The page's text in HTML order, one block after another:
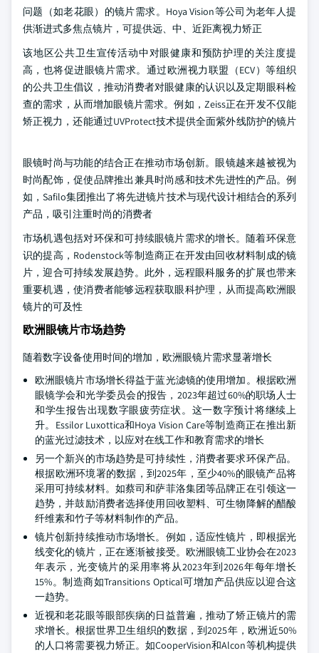
问题（如老花眼）的镜片需求。Hoya Vision等公司为老年人提
供渐进式多焦点镜片，可提供远、中、近距离视力矫正
该地区公共卫生宣传活动中对眼健康和预防护理的关注度提
高，也将促进眼镜片需求。通过欧洲视力联盟（ECV）等组织
的公共卫生倡议，推动消费者对眼健康的认识以及定期眼科检
查的需求，从而增加眼镜片需求。例如，Zeiss正在开发不仅能
矫正视力，还能通过UVProtect技术提供全面紫外线防护的镜片
眼镜时尚与功能的结合正在推动市场创新。眼镜越来越被视为
时尚配饰，促使品牌推出兼具时尚感和技术先进性的产品。例
如，Safilo集团推出了将先进镜片技术与现代设计相结合的系列
产品，吸引注重时尚的消费者
市场机遇包括对环保和可持续眼镜片需求的增长。随着环保意
识的提高，Rodenstock等制造商正在开发由回收材料制成的镜
片，迎合可持续发展趋势。此外，远程眼科服务的扩展也带来
重要机遇，使消费者能够远程获取眼科护理，从而提高欧洲眼
镜片的可及性
欧洲眼镜片市场趋势
随着数字设备使用时间的增加，欧洲眼镜片需求显著增长
欧洲眼镜片市场增长得益于蓝光滤镜的使用增加。根据欧洲
眼镜学会和光学委员会的报告，2023年超过60%的职场人士
和学生报告出现数字眼疲劳症状。这一数字预计将继续上
升。Essilor Luxottica和Hoya Vision Care等制造商正在推出新
的蓝光过滤技术，以应对在线工作和教育需求的增长
另一个新兴的市场趋势是可持续性，消费者要求环保产品。
根据欧洲环境署的数据，到2025年，至少40%的眼镜产品将
采用可持续材料。如蔡司和萨菲洛集团等品牌正在引领这一
趋势，并鼓励消费者选择使用回收塑料、可生物降解的醋酸
纤维素和竹子等材料制作的产品。
镜片创新持续推动市场增长。例如，适应性镜片，即根据光
线变化的镜片，正在逐渐被接受。欧洲眼镜工业协会在2023
年表示，光变镜片的采用率将从2023年到2026年每年增长
15%。制造商如Transitions Optical可增加产品供应以迎合这
一趋势。
近视和老花眼等眼部疾病的日益普遍，推动了矫正镜片的需
求增长。根据世界卫生组织的数据，到2025年，欧洲近50%
的人口将需要视力矫正。如CooperVision和Alcon等机构提供